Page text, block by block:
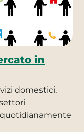
in
domestici,